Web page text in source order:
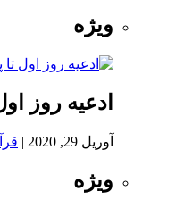
ویژه
ادعيه روز
آوریل 29, 2020 |
ویژه